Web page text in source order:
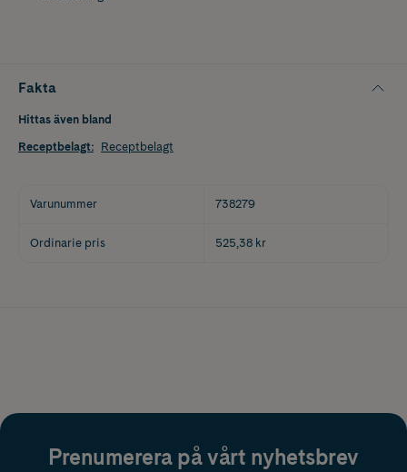
Fakta
Hittas även bland
Receptbelagt: Receptbelagt
Varunummer 738279
Ordinarie pris 525,38 kr
Prenumerera på vårt nyhetsbrev